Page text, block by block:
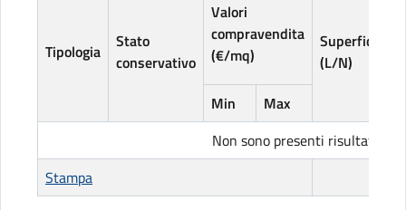
Tipologia
Stato
conservativo
Valori
compravendita
(€/mq)
Superficie
(L/N)
Min
Max
Non sono presenti risultati
Stampa